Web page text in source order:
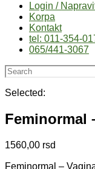
Login /
Korpa
Kontakt
tel: 011-354-
065/441-3067
Selected:
Feminormal
1560,00 rsd
Feminormal –